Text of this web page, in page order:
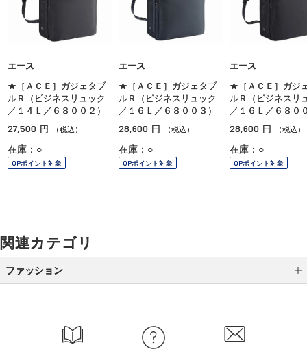
エース
★［ＡＣＥ］ガジェタブ
ルＲ（ビジネスリュック
／１４Ｌ／６８００２）
27,500 円 （税込）
在庫：○
OPポイント対象
エース
★［ＡＣＥ］ガジェタブ
ルＲ（ビジネスリュック
／１６Ｌ／６８００３）
28,600 円 （税込）
在庫：○
OPポイント対象
エース
★［ＡＣＥ］ガジ
ルＲ（ビジネスリ
／１６Ｌ／６８０
28,600 円 （税込）
在庫：○
OPポイント対象
関連カテゴリ
ファッション